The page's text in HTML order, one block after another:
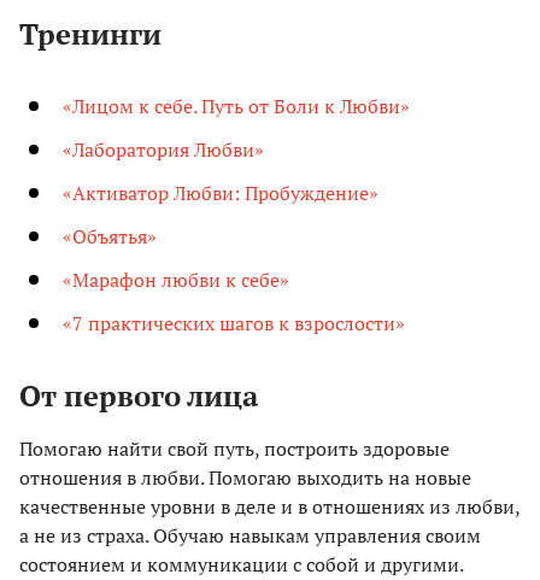
Тренинги
«Лицом к себе. Путь от Боли к Любви»
«Лаборатория Любви»
«Активатор Любви: Пробуждение»
«Объятья»
«Марафон любви к себе»
«7 практических шагов к взрослости»
От первого лица
Помогаю найти свой путь, построить здоровые
отношения в любви. Помогаю выходить на новые
качественные уровни в деле и в отношениях из любви,
а не из страха. Обучаю навыкам управления своим
состоянием и коммуникации с собой и другими.